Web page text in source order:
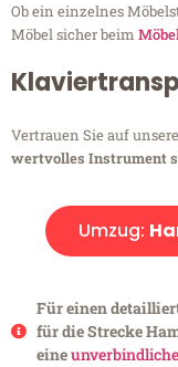
Ob ein einzelnes
Möbel sicher beim
Vertrauen Sie auf
wertvolles Instrument
Umzug:
Für einen
für die Strecke
eine